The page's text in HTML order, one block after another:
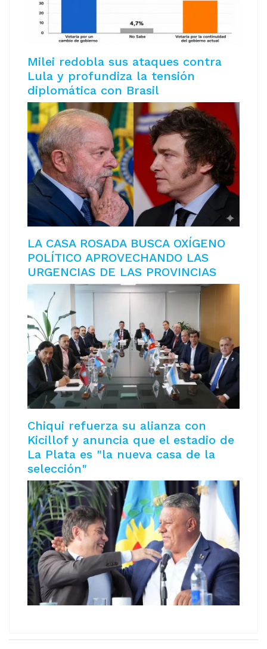
Milei redobla sus ataques contra
Lula y profundiza la tensión
diplomática con Brasil
LA CASA ROSADA BUSCA OXÍGENO
POLÍTICO APROVECHANDO LAS
URGENCIAS DE LAS PROVINCIAS
Chiqui refuerza su alianza con
Kicillof y anuncia que el estadio de
La Plata es "la nueva casa de la
selección"